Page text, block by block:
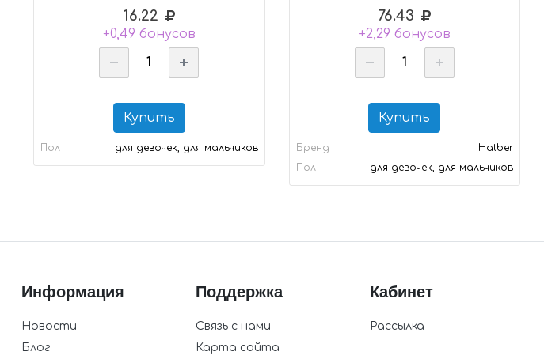
16.22
+0,49 бонусов
Купить
Пол для девочек, для мальчиков
76.43
+2,29 бонусов
Купить
Бренд
Hatber
Пол
для девочек, для мальчиков
Информация
Новости
Блог
Поддержка
Связь с нами
Карта сайта
Кабинет
Рассылка